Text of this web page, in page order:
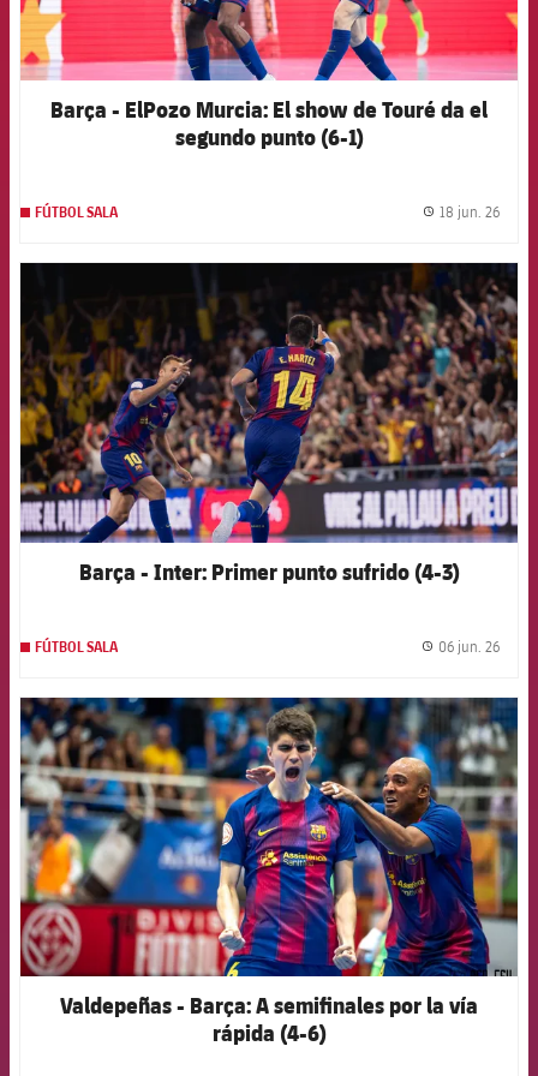
Barça - ElPozo Murcia: El show de Touré da el
segundo punto (6-1)
FÚTBOL SALA 18 jun. 26
FCB Barcelona badge
Barça - Inter: Primer punto sufrido (4-3)
FÚTBOL SALA 06 jun. 26
FCB Barcelona badge
Valdepeñas - Barça: A semifinales por la vía
rápida (4-6)